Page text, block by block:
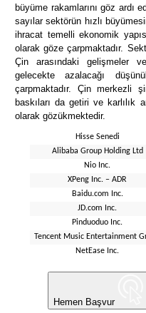
büyüme rakamlarını göz ardı
sayılar sektörün hızlı
ihracat temelli ekonomik
olarak göze çarpmaktadır.
Çin arasındaki gelişmeler
gelecekte azalacağı
çarpmaktadır. Çin merkezli
baskıları da getiri ve karlılık
olarak gözükmektedir.
Hisse Senedi
Alibaba Group Holding Ltd
Nio Inc.
XPeng Inc. – ADR
Baidu.com Inc.
JD.com Inc.
Pinduoduo Inc.
Tencent Music Entertainment
NetEase Inc.
Hemen Başvur